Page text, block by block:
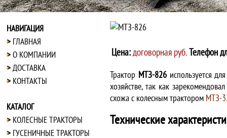
НАВИГАЦИЯ
ГЛАВНАЯ
О КОМПАНИИ
ДОСТАВКА
КОНТАКТЫ
КАТАЛОГ
КОЛЕСНЫЕ ТРАКТОРЫ
ГУСЕНИЧНЫЕ ТРАКТОРЫ
Цена:договорная руб.Телефон
Трактор МТЗ-826используется
хозяйстве, так как
схожа с колесным трактором МТЗ-
Технические